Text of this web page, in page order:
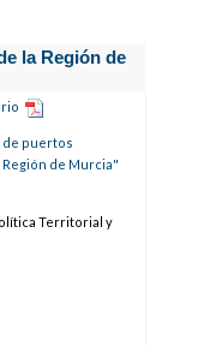
la Región de
de puertos
de Murcia"
Territorial y